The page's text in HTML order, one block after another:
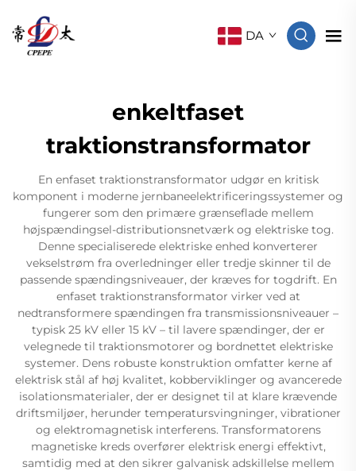
DA
enkeltfaset
traktionstransformator
En enfaset traktionstransformator udgør en kritisk
komponent i moderne jernbaneelektrificeringssystemer og
fungerer som den primære grænseflade mellem
højspændingsel-distributionsnetværk og elektriske tog.
Denne specialiserede elektriske enhed konverterer
vekselstrøm fra overledninger eller tredje skinner til de
passende spændingsniveauer, der kræves for togdrift. En
enfaset traktionstransformator virker ved at
nedtransformere spændingen fra transmissionsniveauer –
typisk 25 kV eller 15 kV – til lavere spændinger, der er
velegnede til traktionsmotorer og bordnettet elektriske
systemer. Dens robuste konstruktion omfatter kerne af
elektrisk stål af høj kvalitet, kobberviklinger og avancerede
isolationsmaterialer, der er designet til at klare krævende
driftsmiljøer, herunder temperatursvingninger, vibrationer
og elektromagnetisk interferens. Transformatorens
magnetiske kreds overfører elektrisk energi effektivt,
samtidig med at den sikrer galvanisk adskillelse mellem